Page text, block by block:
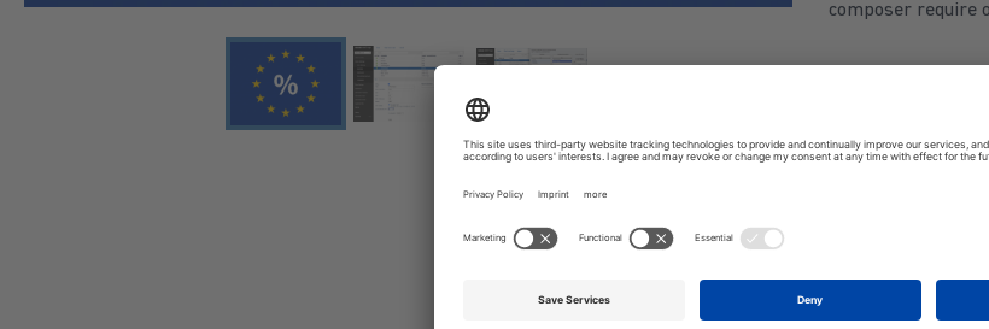
composer require
Danach muss das
Das Modul
wird diese in der
herangezogen.